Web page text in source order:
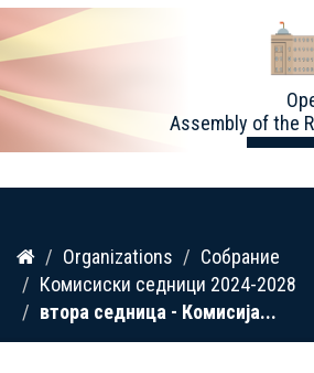
Skip
content
Assembly of the
Organizations
Собрание
Комисиски седници 2024-2028
втора седница - Комисија...